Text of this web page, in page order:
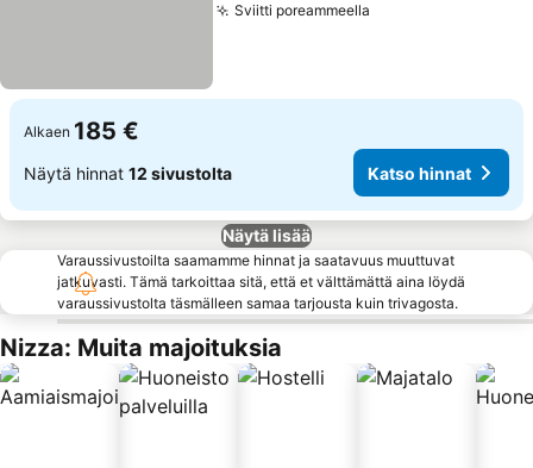
Sviitti poreammeella
Alkaen 185 €
Näytä hinnat 12 sivustolta Katso hinnat
Näytä lisää
Varaussivustoilta saamamme hinnat ja saatavuus muuttuvat
jatkuvasti. Tämä tarkoittaa sitä, että et välttämättä aina löydä
varaussivustolta täsmälleen samaa tarjousta kuin trivagosta.
Nizza: Muita majoituksia